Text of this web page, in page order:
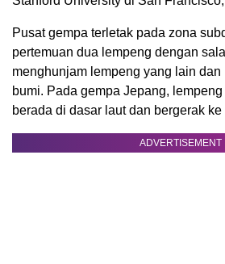
Pusat gempa terletak pada zona
pertemuan dua lempeng dengan
menghunjam lempeng yang lain
bumi. Pada gempa Jepang,
berada di dasar laut dan bergerak ke
ADVERTISEMENT